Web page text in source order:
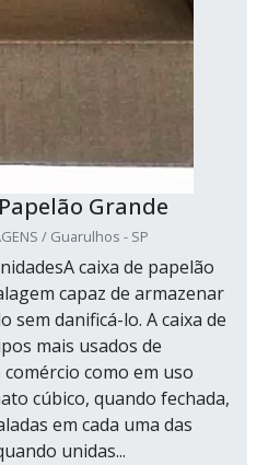
Grande
/ Guarulhos - SP
caixa de papelão
capaz de armazenar
sem danificá-lo. A caixa de
mais usados de
como em uso
cúbico, quando fechada,
em cada uma das
unidas...